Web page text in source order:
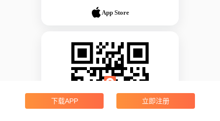
App Store
下载APP 立即注册